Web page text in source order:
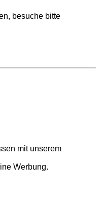
besuche bitte
mit unserem
Werbung.